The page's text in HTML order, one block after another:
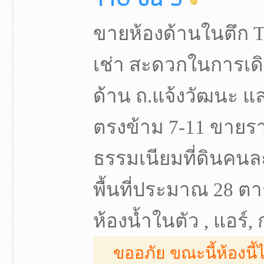
ขายห้องด้านในตึก
เช่า สะดวกในการเ
ด้าน ถ.แจ้งวัฒนะ แ
ตรงข้าม 7-11 ขายร
ธรรมเนียมที่ดินคนล
พื้นที่ประมาณ 28 ตา
ห้องน้ำในตัว , แอร์,
ขออภัย ขณะนี้ห้องนี้ไ